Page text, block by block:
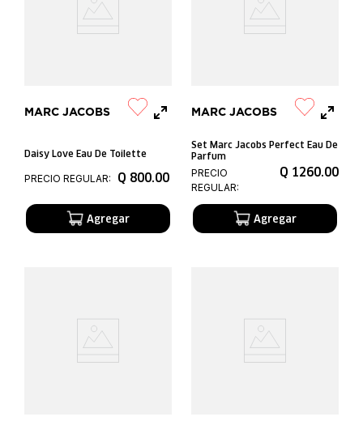
MARC JACOBS
Daisy Love Eau De Toilette
PRECIO REGULAR: Q 800.00
MARC JACOBS
Set Marc Jacobs Perfect Eau De
Parfum
PRECIO
REGULAR:
Q 1260.00